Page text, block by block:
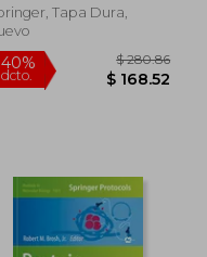
Parvin
Tapa Dura,